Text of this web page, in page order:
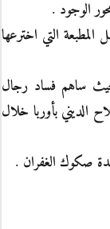
الوجود .
المطبعة التي اخترعها
ساهم فساد رجال
الديني بأوربا خلال
صكوك الغفران .